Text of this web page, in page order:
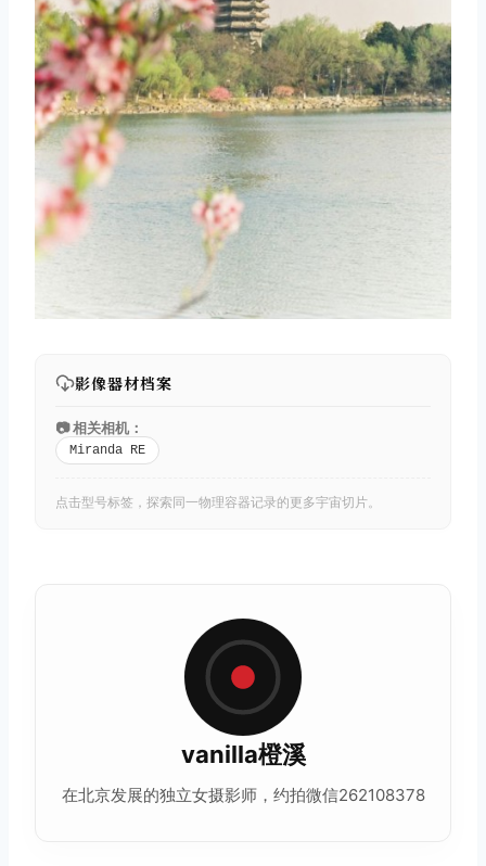
影像器材档案
📷 相关相机：
Miranda RE
点击型号标签，探索同一物理容器记录的更多宇宙切片。
vanilla橙溪
在北京发展的独立女摄影师，约拍微信262108378